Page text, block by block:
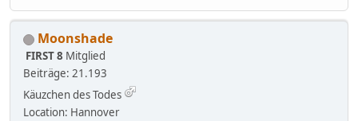
Moonshade
FIRST 8 Mitglied
Beiträge: 21.193
Käuzchen des Todes
Location: Hannover